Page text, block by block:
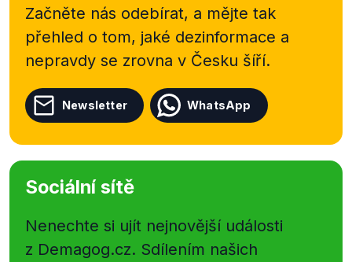
Začněte nás odebírat, a mějte tak
přehled o tom, jaké dezinformace a
nepravdy se zrovna v Česku šíří.
Newsletter WhatsApp
Sociální sítě
Nenechte si ujít nejnovější události
z Demagog.cz. Sdílením našich